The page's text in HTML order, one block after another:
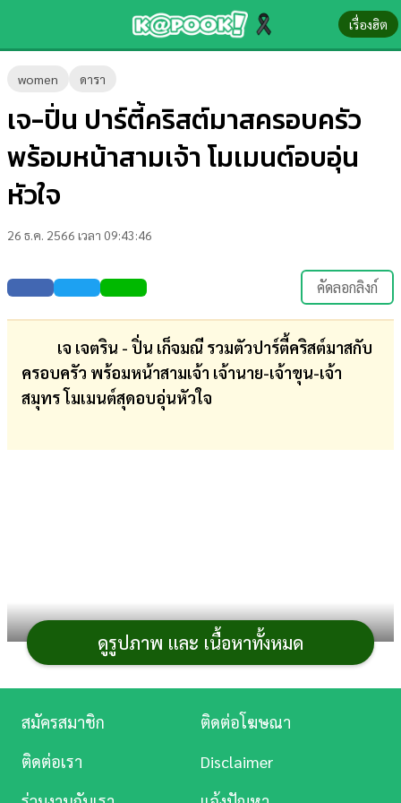
เรื่องฮิต
women ดารา
เจ-ปิ่น ปาร์ตี้คริสต์มาสครอบครัว
พร้อมหน้าสามเจ้า โมเมนต์อบอุ่น
หัวใจ
26 ธ.ค. 2566 เวลา 09:43:46
คัดลอกลิงก์
เจ เจตริน - ปิ่น เก็จมณี รวมตัวปาร์ตี้คริสต์มาสกับ
ครอบครัว พร้อมหน้าสามเจ้า เจ้านาย-เจ้าขุน-เจ้า
สมุทร โมเมนต์สุดอบอุ่นหัวใจ
ดูรูปภาพ และ เนื้อหาทั้งหมด
ข่าว-
ความ
รู้
บันเทิง
ตรวจ
หวย
บอล
สด
ดู
หนัง
สมัครสมาชิก
ติดต่อโฆษณา
ติดต่อเรา
Disclaimer